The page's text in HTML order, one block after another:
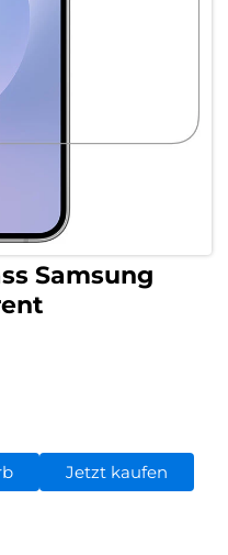
Samsung
Jetzt kaufen